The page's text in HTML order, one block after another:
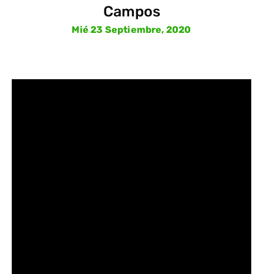
Campos
Mié 23 Septiembre, 2020